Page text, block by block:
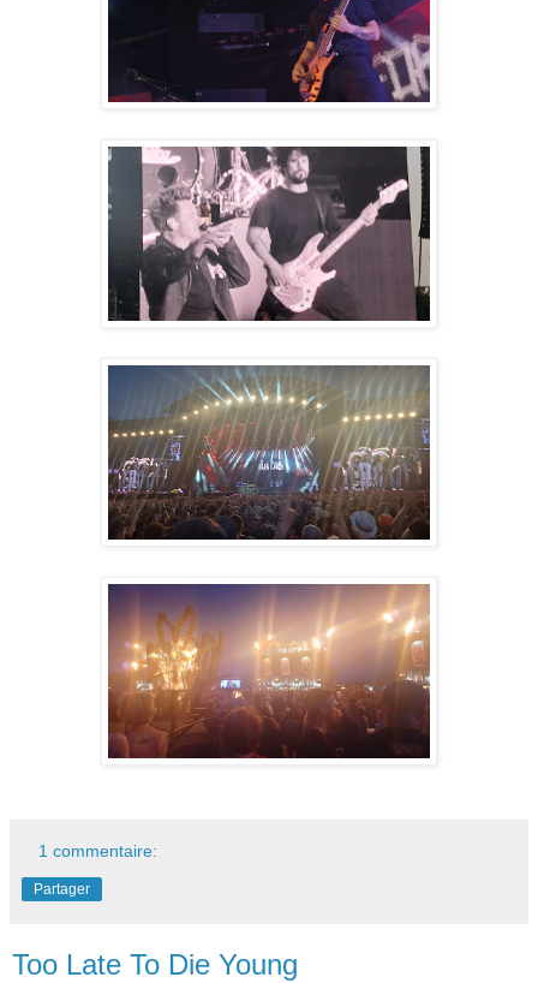
1 commentaire:
Partager
Too Late To Die Young